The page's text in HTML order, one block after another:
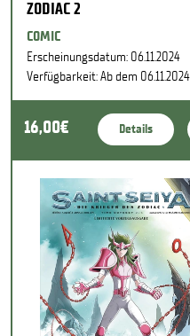
ZODIAC 2
COMIC
Erscheinungsdatum: 06.11.2024
Verfügbarkeit: Ab dem 06.11.2024
16,00€ Details